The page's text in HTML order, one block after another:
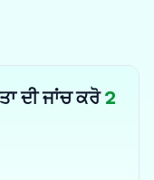
ਦੀ ਜਾਂਚ ਕਰੋ2